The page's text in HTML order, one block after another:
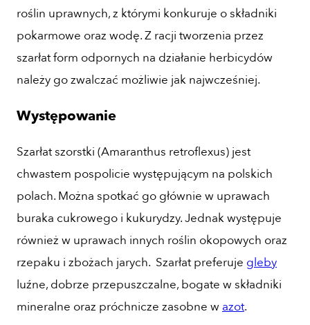
roślin uprawnych, z którymi konkuruje o składniki
pokarmowe oraz wodę. Z racji tworzenia przez
szarłat form odpornych na działanie herbicydów
należy go zwalczać możliwie jak najwcześniej.
Występowanie
Szarłat szorstki (Amaranthus retroflexus) jest
chwastem pospolicie występującym na polskich
polach. Można spotkać go głównie w uprawach
buraka cukrowego i kukurydzy. Jednak występuje
również w uprawach innych roślin okopowych oraz
rzepaku i zbożach jarych. Szarłat preferuje gleby
luźne, dobrze przepuszczalne, bogate w składniki
mineralne oraz próchnicze zasobne w azot.